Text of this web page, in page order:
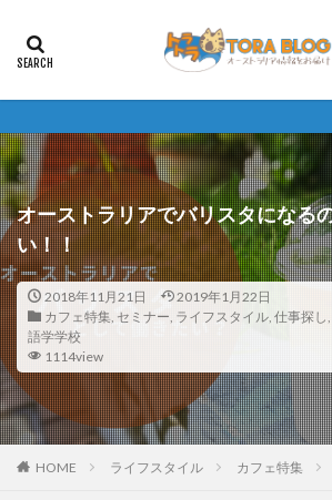
オーストラリアでバリスタになる
い！！
2018年11月21日
2019年1月22日
カフェ特集, セミナー, ライフスタイル, 仕事探し,
語学学校
1114view
HOME ライフスタイル カフェ特集